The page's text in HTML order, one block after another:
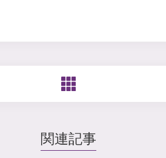
関連記事